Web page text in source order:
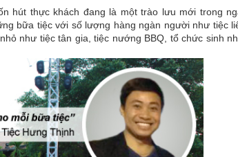
hút thực khách đang là một trào lưu mới trong
bữa tiệc với số lượng hàng ngàn người như tiệc
như tiệc tân gia, tiệc nướng BBQ, tổ chức sinh